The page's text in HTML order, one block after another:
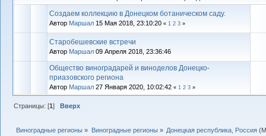
Создаем коллекцию в Донецком ботаническом саду.
Автор Маршал 15 Мая 2018, 23:10:20 « 1 2 3 »
Старобешевские встречи
Автор Маршал 09 Апреля 2018, 23:36:46
Общество виноградарей и виноделов Донецко-
приазовского региона
Автор Маршал 27 Января 2020, 10:02:42 « 1 2 3 »
Страницы: [1]Вверх
Виноградные регионы » Виноградные регионы» Донецкая республика, Россия